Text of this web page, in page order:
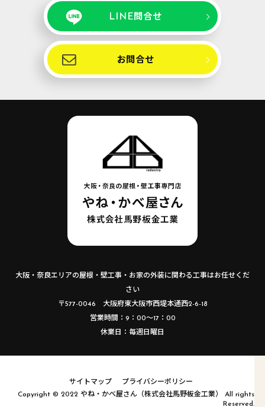
LINE問合せ
お問合せ
大阪・奈良エリアの屋根・壁工事・お家の外装に関わる工事はお任せくだ
さい
〒577-0046 大阪府東大阪市西堤本通西2-6-18
営業時間：9：00～17：00
休業日：毎週日曜日
サイトマップ
プライバシーポリシー
Copyright © 2022 やね・かべ屋さん（株式会社馬野板金工業） All rights
Reserved.